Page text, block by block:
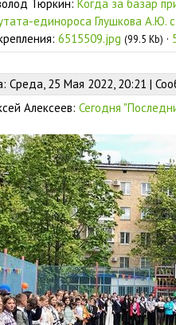
Тюркин: Когда за базар
единороса Глушкова А.Ю.
6515509.jpg (99.5 Kb) ·
Среда, 25 Мая 2022, 20:21 |
Алексеев: Сегодня